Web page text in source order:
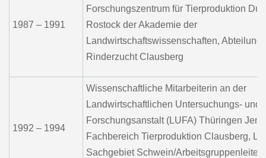
1987 – 1991
Forschungszentrum für Tierproduktion
Rostock der Akademie der
Landwirtschaftswissenschaften, Abteilung
Rinderzucht Clausberg
1992 – 1994
Wissenschaftliche Mitarbeiterin an der
Landwirtschaftlichen Untersuchungs- und
Forschungsanstalt (LUFA) Thüringen
Fachbereich Tierproduktion Clausberg,
Sachgebiet Schwein/